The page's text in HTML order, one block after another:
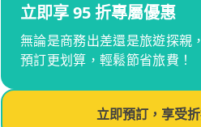
立即享 95 折專屬優惠
無論是商務出差還是旅遊探親
預訂更划算，輕鬆節省旅費！
立即預訂，享受